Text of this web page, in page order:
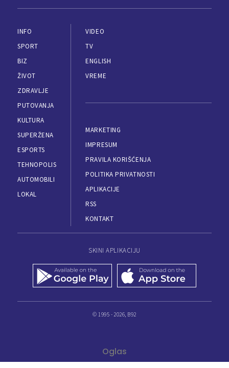
INFO
SPORT
BIZ
ŽIVOT
ZDRAVLJE
PUTOVANJA
KULTURA
SUPERŽENA
ESPORTS
TEHNOPOLIS
AUTOMOBILI
LOKAL
VIDEO
TV
ENGLISH
VREME
MARKETING
IMPRESUM
PRAVILA KORIŠĆENJA
POLITIKA PRIVATNOSTI
APLIKACIJE
RSS
KONTAKT
SKINI APLIKACIJU
© 1995 - 2026, B92